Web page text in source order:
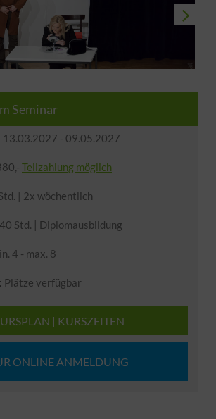
Seminar
13.03.2027 - 09.05.2027
Teilzahlung möglich
| 2x wöchentlich
40 Std. | Diplomausbildung
4 - max. 8
Plätze verfügbar
| KURSZEITEN
ONLINE ANMELDUNG